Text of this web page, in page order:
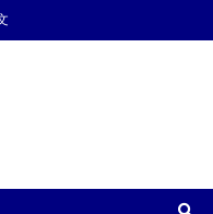
ารเรียนรู้